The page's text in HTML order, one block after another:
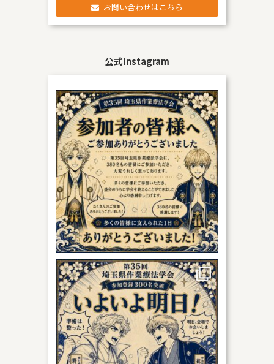
お問い合わせはこちら
公式Instagram